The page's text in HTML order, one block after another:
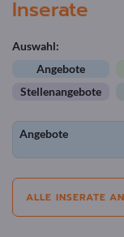
Inserate
Auswahl:
Angebote
Stellenangebote
Angebote
ALLE INSERATE